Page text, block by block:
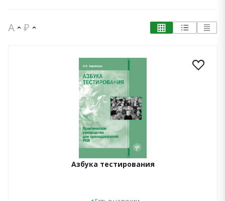
A ₽
Азбука тестирования